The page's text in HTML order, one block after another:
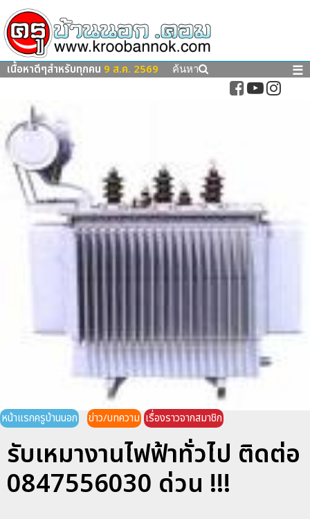
เนื้อหาดีๆสำหรับทุกคน 9 ส.ค. 2569 ค้นหา ☰
หน้าแรกครูบ้านนอก ข่าว/บทความ เรื่องราวจากสมาชิก
รับเหมางานไฟฟ้าทั่วไป ติดต่อ
0847556030 ด่วน !!!